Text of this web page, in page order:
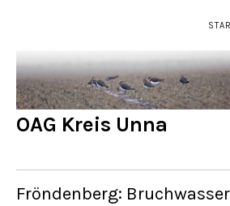
OAG Kreis Unna
Fröndenberg: